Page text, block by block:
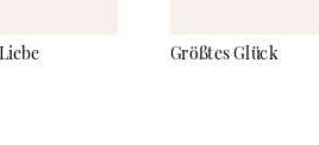
Größtes Glück